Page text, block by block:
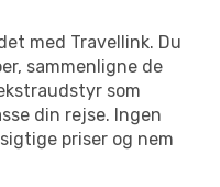
med Travellink. Du
sammenligne de
som
din rejse. Ingen
priser og nem